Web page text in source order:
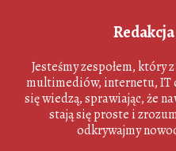
Jesteśmy zespołem, który
multimediów, internetu, IT
się wiedzą, sprawiając, że
stają się proste i
odkrywajmy